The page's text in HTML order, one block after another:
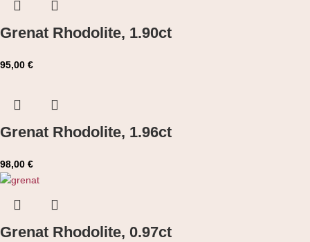
Grenat Rhodolite, 1.90ct
95,00 €
Grenat Rhodolite, 1.96ct
98,00 €
Grenat Rhodolite, 0.97ct